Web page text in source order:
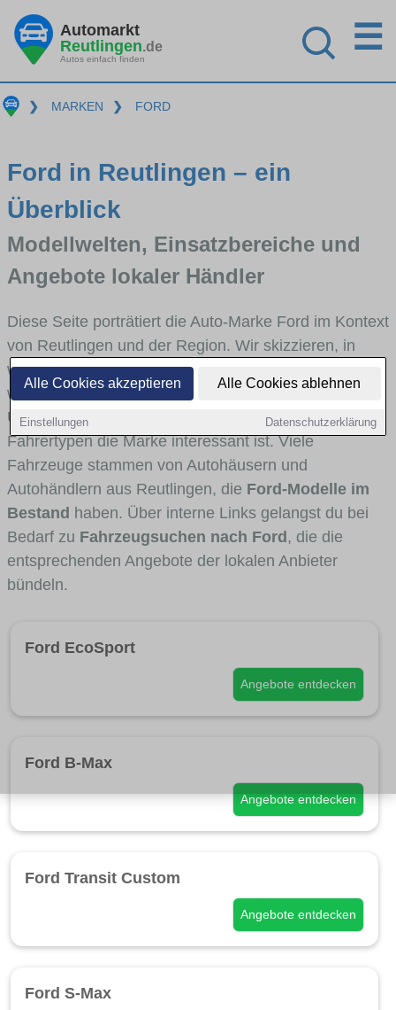
Alle Cookies akzeptieren Alle Cookies ablehnen
Einstellungen Datenschutzerklärung
Automarkt
Reutlingen.de
Autos einfach finden
☰
❯ MARKEN ❯ FORD
Ford in Reutlingen – ein
Überblick
Modellwelten, Einsatzbereiche und
Angebote lokaler Händler
Diese Seite porträtiert die Auto-Marke Ford im Kontext
von Reutlingen und der Region. Wir skizzieren, in
welchen Fahrzeugklassen Ford stark vertreten ist,
welche Modellreihen häufig im Stadt- und
Umlandverkehr zu sehen sind und für welche
Fahrertypen die Marke interessant ist. Viele
Fahrzeuge stammen von Autohäusern und
Autohändlern aus Reutlingen, die Ford-Modelle im
Bestand haben. Über interne Links gelangst du bei
Bedarf zu Fahrzeugsuchen nach Ford, die die
entsprechenden Angebote der lokalen Anbieter
bündeln.
Ford EcoSport
Angebote entdecken
Ford B-Max
Angebote entdecken
Ford Transit Custom
Angebote entdecken
Ford S-Max